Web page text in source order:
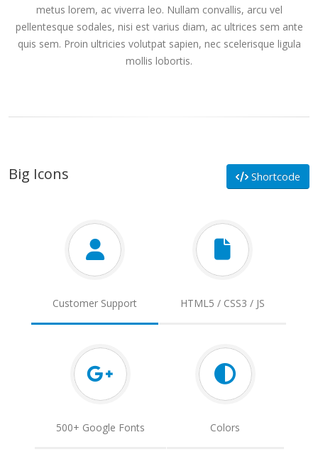
metus lorem, ac viverra leo. Nullam convallis, arcu vel
pellentesque sodales, nisi est varius diam, ac ultrices sem ante
quis sem. Proin ultricies volutpat sapien, nec scelerisque ligula
mollis lobortis.
Big Icons Shortcode
Customer Support HTML5 / CSS3 / JS
500+ Google Fonts Colors